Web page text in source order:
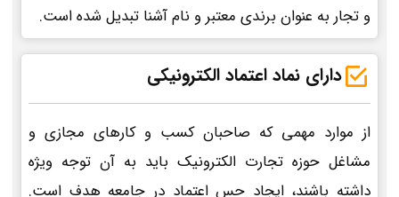
و تجار به عنوان برندی معتبر و نام آشنا تبدیل شده است.
دارای نماد اعتماد الکترونیکی
از موارد مهمی که صاحبان کسب و کارهای مجازی و
مشاغل حوزه تجارت الکترونیک باید به آن توجه ویژه
داشته باشند، ایجاد حس اعتماد در جامعه هدف است.